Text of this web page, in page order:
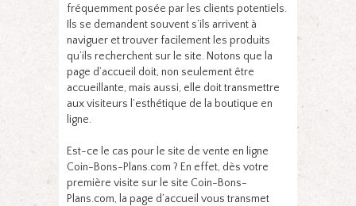
fréquemment posée par les clients potentiels.
Ils se demandent souvent s’ils arrivent à
naviguer et trouver facilement les produits
qu’ils recherchent sur le site. Notons que la
page d’accueil doit, non seulement être
accueillante, mais aussi, elle doit transmettre
aux visiteurs l’esthétique de la boutique en
ligne.
Est-ce le cas pour le site de vente en ligne
Coin-Bons-Plans.com ? En effet, dès votre
première visite sur le site Coin-Bons-
Plans.com, la page d’accueil vous transmet